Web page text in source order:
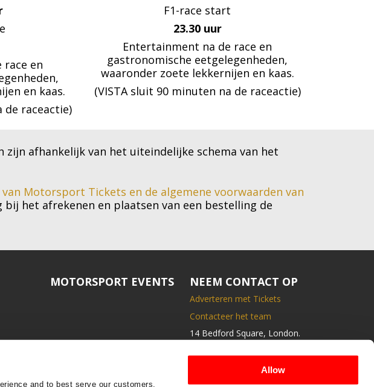
and to best serve our customers.
Allow
race en
en kaas.
de raceactie)
F1-race start
23.30 uur
Entertainment na de race en
gastronomische eetgelegenheden,
waaronder zoete lekkernijen en kaas.
(VISTA sluit 90 minuten na de raceactie)
zijn afhankelijk van het uiteindelijke schema van het
Motorsport Tickets en de algemene voorwaarden van
het afrekenen en plaatsen van een bestelling de
MOTORSPORT EVENTS NEEM CONTACT OP
Adverteren met Tickets
Contacteer het team
14 Bedford Square, London.
Vertel ons wat je leuk vindt